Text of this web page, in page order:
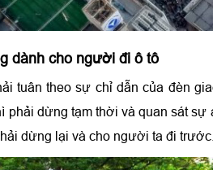
dành cho người đi ô tô
tuân theo sự chỉ dẫn của đèn
phải dừng tạm thời và quan sát
dừng lại và cho người ta đi trước.